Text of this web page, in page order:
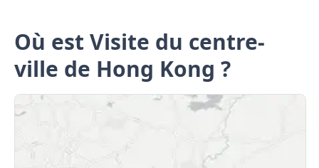
Où est Visite du centre-
ville de Hong Kong ?